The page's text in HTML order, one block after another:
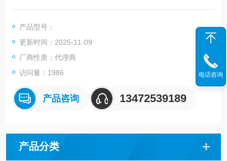
●可使用范围为真空－100kPa
●螺纹部材质/表面处理（有或无）：2种
●可选择的表面处理：黄铜（无镀金）、黄铜＋无电解镀镍
●适合管子外径
圆型
产品型号：
更新时间：2025-11-09
厂商性质：代理商
访问量：1986
产品咨询 13472539189
产品分类
电话咨询